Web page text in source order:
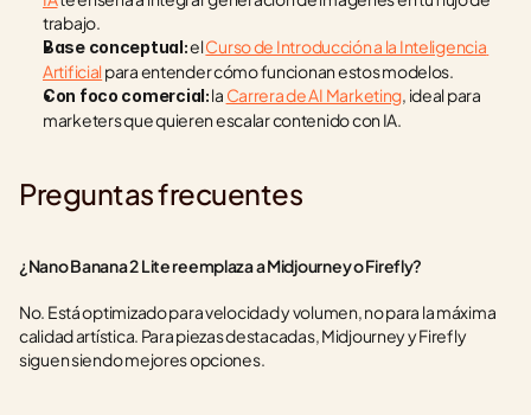
trabajo.
Base conceptual: el Curso de Introducción a la Inteligencia
Artificial para entender cómo funcionan estos modelos.
Con foco comercial: la Carrera de AI Marketing, ideal para
marketers que quieren escalar contenido con IA.
Preguntas frecuentes
¿Nano Banana 2 Lite reemplaza a Midjourney o Firefly?
No. Está optimizado para velocidad y volumen, no para la máxima
calidad artística. Para piezas destacadas, Midjourney y Firefly
siguen siendo mejores opciones.